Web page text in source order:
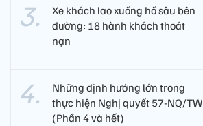
Xe khách lao xuống hố sâu bên
đường: 18 hành khách thoát
nạn
Những định hướng lớn trong
thực hiện Nghị quyết 57-NQ/TW
(Phần 4 và hết)